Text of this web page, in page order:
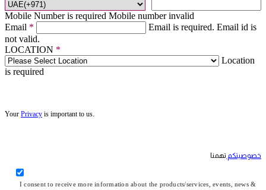
Mobile Number is required Mobile number invalid
Email * Email is required. Email id is
not valid.
LOCATION *
Location
is required
Your Privacy is important to us.
خصوصيتكم تهمنا
I consent to receive more information about the products/services, events, news &